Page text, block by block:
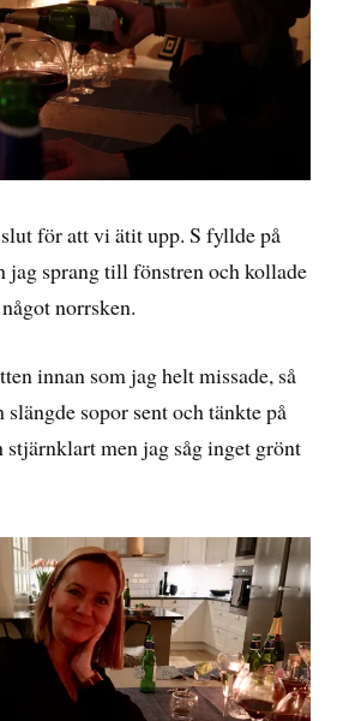
för att vi ätit upp. S fyllde på
jag sprang till fönstren och kollade
norrsken.
innan som jag helt missade, så
slängde sopor sent och tänkte på
stjärnklart men jag såg inget grönt